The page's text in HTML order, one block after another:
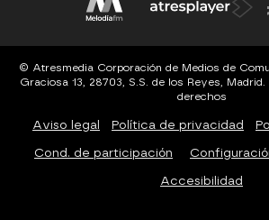
© Atresmedia Corporación de Medios de
Graciosa 13, 28703, S.S. de los Reyes,
derechos
Aviso legal Política de privacidad
Cond. de participación
Accesibilidad